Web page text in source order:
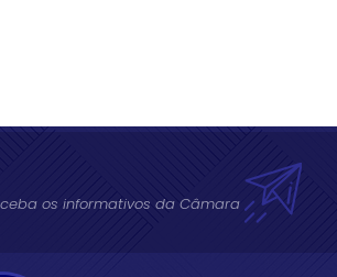
os informativos da Câmara